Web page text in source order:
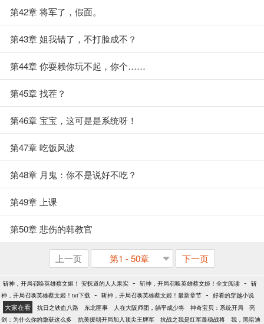
第42章 将军了，假面。
第43章 姐我错了，不打脸成不？
第44章 你耍赖你玩不起，你个……
第45章 找茬？
第46章 宝宝，这可是是系统呀！
第47章 吃饭风波
第48章 月鬼：你不是说好不吃？
第49章 上课
第50章 悲伤的韩教官
上一页 第1 - 50章 下一页
斩神，开局召唤英雄蔡文姬！ 安抚道的人人果实 - 斩神，开局召唤英雄蔡文姬！全文阅读 - 斩
神，开局召唤英雄蔡文姬！txt下载 - 斩神，开局召唤英雄蔡文姬！最新章节 - 好看的穿越小说
大家在看 抗日之铁血八路 东北匪事 人在大阪师团，躺平成少将 神奇宝贝：系统开局
亮
剑：为什么你的缴获这么多
抗美援朝开局加入顶尖王牌军 抗战之我是红军最稳战将
我，黑暗迪